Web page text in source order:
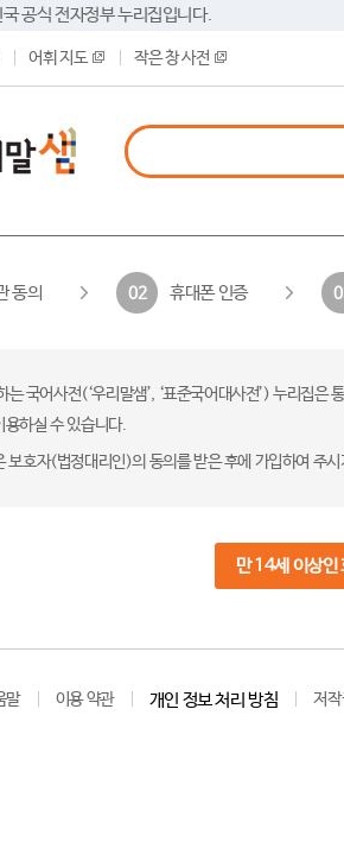
공식 전자정부 누리집입니다.
어휘 지도 작은 창 사전
동의 02 휴대폰 인증
는 국어사전(‘우리말샘’, ‘표준국어대사전’) 누리집
용하실 수 있습니다.
보호자(법정대리인)의 동의를 받은 후에 가입하여 주
만 14세 이상인
말 이용 약관 개인 정보 처리 방침 저